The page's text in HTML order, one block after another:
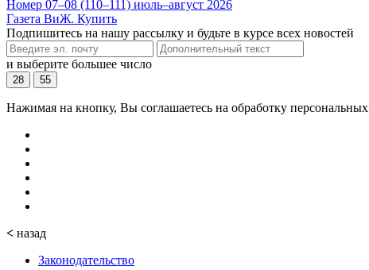
Номер 07–08 (110–111) июль–август 2026
Газета ВиЖ. Купить
Подпишитесь на нашу рассылку и будьте в курсе всех новостей
и выберите большее число
28 55
Нажимая на кнопку, Вы соглашаетесь на обработку
< назад
Законодательство